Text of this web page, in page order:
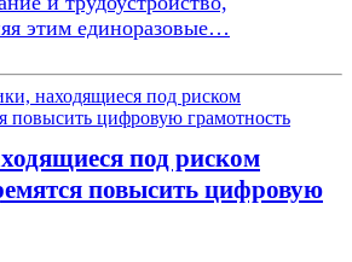
этим единоразовые…
под риском
повысить цифровую